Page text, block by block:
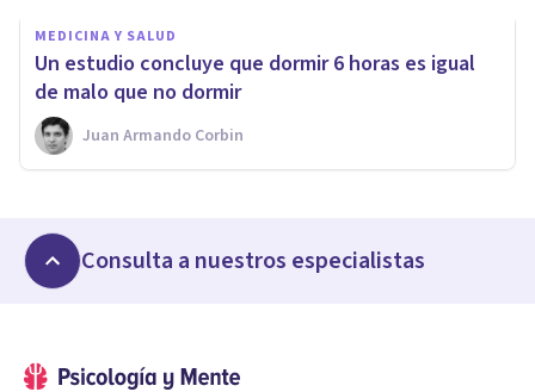
MEDICINA Y SALUD
​Un estudio concluye que dormir 6 horas es igual
de malo que no dormir
Juan Armando Corbin
Consulta a nuestros especialistas